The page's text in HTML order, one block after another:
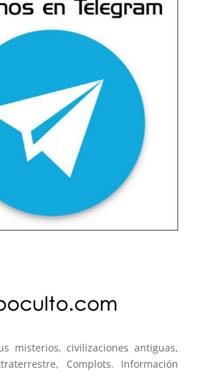
misterios, civilizaciones antiguas,
Complots. Información